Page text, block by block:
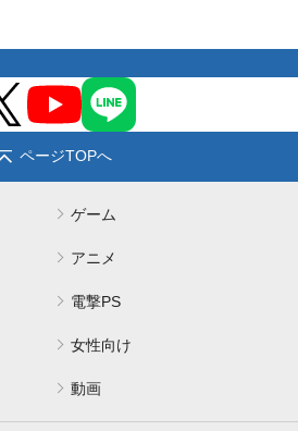
ページTOPへ
ゲーム
アニメ
電撃PS
女性向け
動画